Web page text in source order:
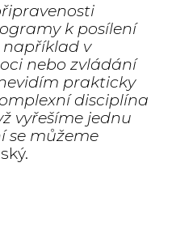
k posílení
například v
nebo zvládání
prakticky
disciplína
vyřešíme jednu
se můžeme